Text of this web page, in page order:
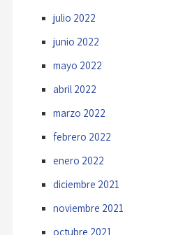
julio 2022
junio 2022
mayo 2022
abril 2022
marzo 2022
febrero 2022
enero 2022
diciembre 2021
noviembre 2021
octubre 2021